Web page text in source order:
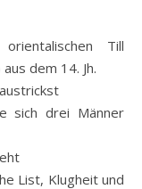
Till
dem 14. Jh.
sich drei Männer
List, Klugheit und